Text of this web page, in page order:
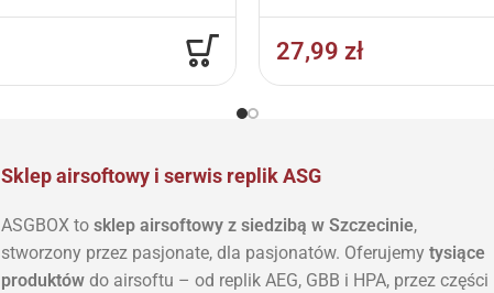
27,99 zł
Sklep airsoftowy i serwis replik ASG
ASGBOX to sklep airsoftowy z siedzibą w Szczecinie,
stworzony przez pasjonate, dla pasjonatów. Oferujemy tysiące
produktów do airsoftu – od replik AEG, GBB i HPA, przez części